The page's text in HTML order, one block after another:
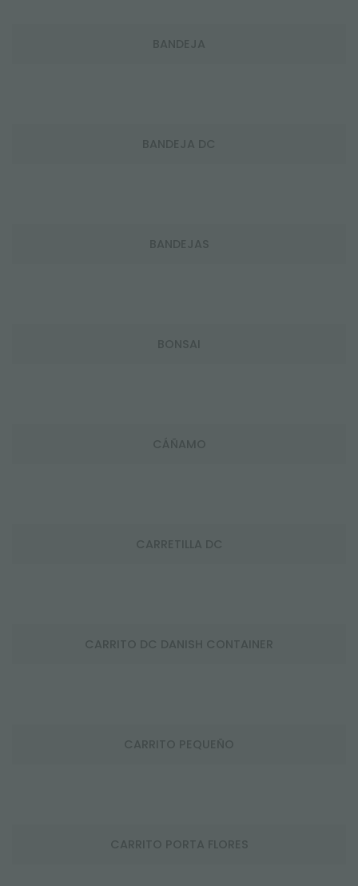
BANDEJA
BANDEJA DC
BANDEJAS
BONSAI
CÁÑAMO
CARRETILLA DC
CARRITO DC DANISH CONTAINER
CARRITO PEQUEÑO
CARRITO PORTA FLORES